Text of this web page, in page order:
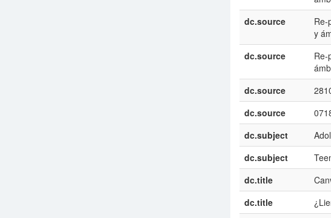
dc.source
Re-
y
dc.source
Re-
dc.source
dc.source
dc.subject
dc.subject
dc.title
dc.title